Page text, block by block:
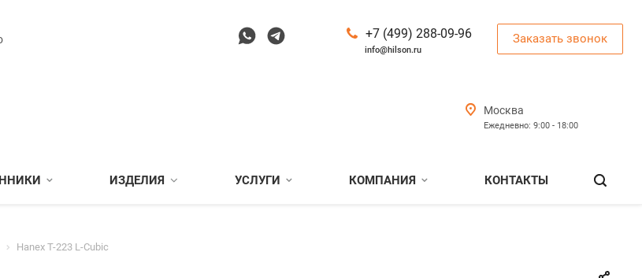
+7 (499) 288-09-96
info@hilson.ru
Заказать звонок
Москва
Ежедневно: 9:00 - 18:00
ИЗДЕЛИЯ УСЛУГИ КОМПАНИЯ КОНТАКТЫ
Hanex T-223 L-Cubic